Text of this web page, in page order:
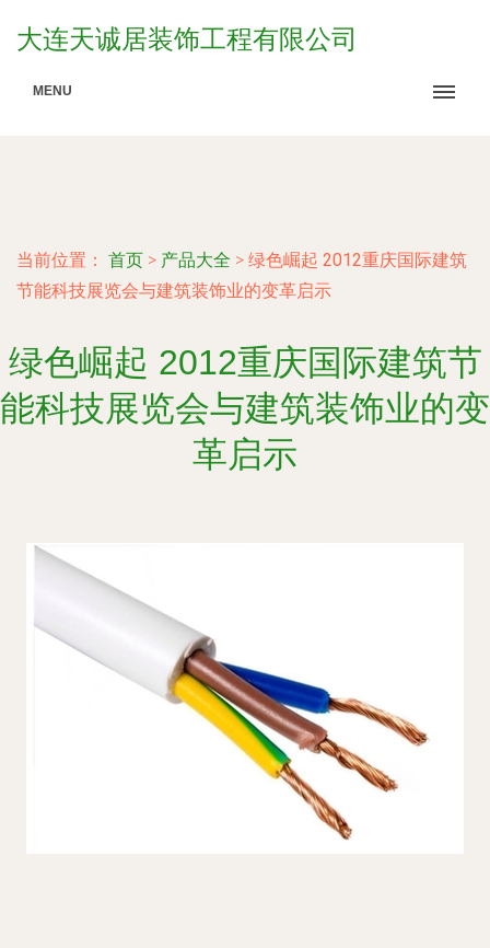
大连天诚居装饰工程有限公司
MENU
当前位置： 首页 > 产品大全 > 绿色崛起 2012重庆国际建筑
节能科技展览会与建筑装饰业的变革启示
绿色崛起 2012重庆国际建筑节
能科技展览会与建筑装饰业的变
革启示